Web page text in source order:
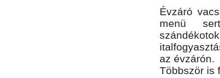
Évzáró
menü
az évzárón.
Többször is